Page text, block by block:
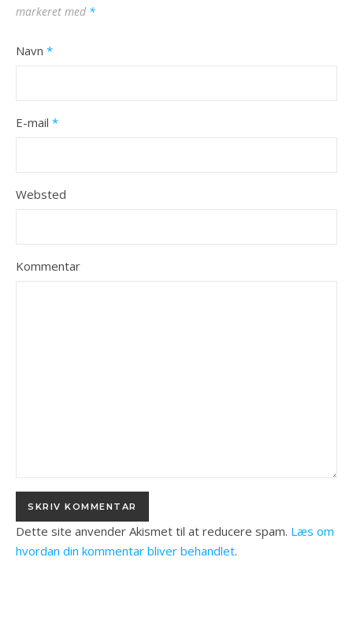
markeret med *
Navn *
E-mail *
Websted
Kommentar
Dette site anvender Akismet til at reducere spam. Læs om
hvordan din kommentar bliver behandlet.